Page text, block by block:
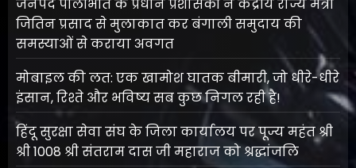
जनपद पीलीभीत के प्रधान प्रशासकों ने केंद्रीय राज्य मंत्री
जितिन प्रसाद से मुलाकात कर बंगाली समुदाय की
समस्याओं से कराया अवगत
मोबाइल की लत: एक खामोश घातक बीमारी, जो धीरे-धीरे
इंसान, रिश्ते और भविष्य सब कुछ निगल रही है!
हिंदू सुरक्षा सेवा संघ के जिला कार्यालय पर पूज्य महंत श्री
श्री 1008 श्री संतराम दास जी महाराज को श्रद्धांजलि